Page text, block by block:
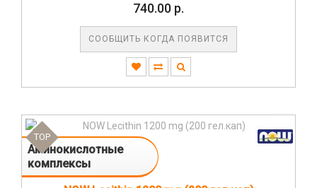
740.00 р.
СООБЩИТЬ КОГДА ПОЯВИТСЯ
Аминокислотные
комплексы
TOP